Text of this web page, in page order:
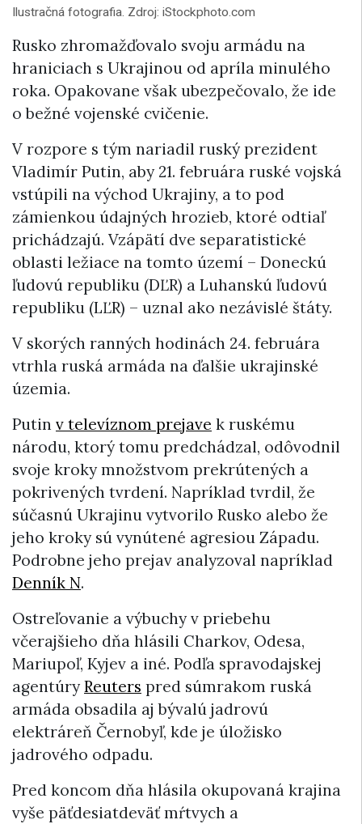
Ilustračná fotografia. Zdroj: iStockphoto.com
Rusko zhromažďovalo svoju armádu na
hraniciach s Ukrajinou od apríla minulého
roka. Opakovane však ubezpečovalo, že ide
o bežné vojenské cvičenie.
V rozpore s tým nariadil ruský prezident
Vladimír Putin, aby 21. februára ruské vojská
vstúpili na východ Ukrajiny, a to pod
zámienkou údajných hrozieb, ktoré odtiaľ
prichádzajú. Vzápätí dve separatistické
oblasti ležiace na tomto území – Doneckú
ľudovú republiku (DĽR) a Luhanskú ľudovú
republiku (LĽR) – uznal ako nezávislé štáty.
V skorých ranných hodinách 24. februára
vtrhla ruská armáda na ďalšie ukrajinské
územia.
Putin v televíznom prejave k ruskému
národu, ktorý tomu predchádzal, odôvodnil
svoje kroky množstvom prekrútených a
pokrivených tvrdení. Napríklad tvrdil, že
súčasnú Ukrajinu vytvorilo Rusko alebo že
jeho kroky sú vynútené agresiou Západu.
Podrobne jeho prejav analyzoval napríklad
Denník N.
Ostreľovanie a výbuchy v priebehu
včerajšieho dňa hlásili Charkov, Odesa,
Mariupoľ, Kyjev a iné. Podľa spravodajskej
agentúryReuters pred súmrakom ruská
armáda obsadila aj bývalú jadrovú
elektráreň Černobyľ, kde je úložisko
jadrového odpadu.
Pred koncom dňa hlásila okupovaná krajina
vyše päťdesiatdeväť mŕtvych a